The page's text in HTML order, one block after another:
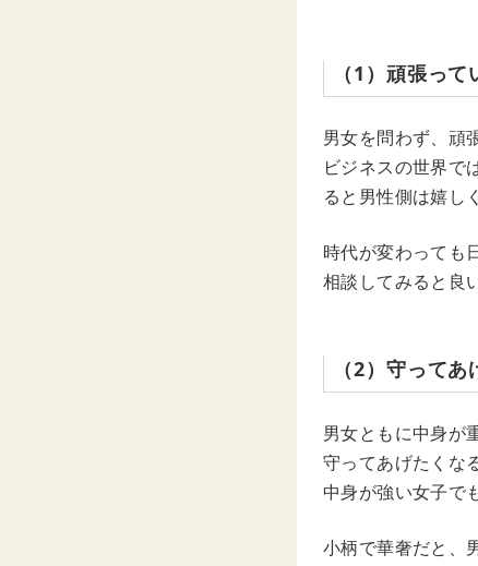
（1）頑張っ
男女を問わず、頑
ビジネスの世界で
ると男性側は嬉し
時代が変わっても
相談してみると良
（2）守って
男女ともに中身が
守ってあげたくな
中身が強い女子で
小柄で華奢だと、